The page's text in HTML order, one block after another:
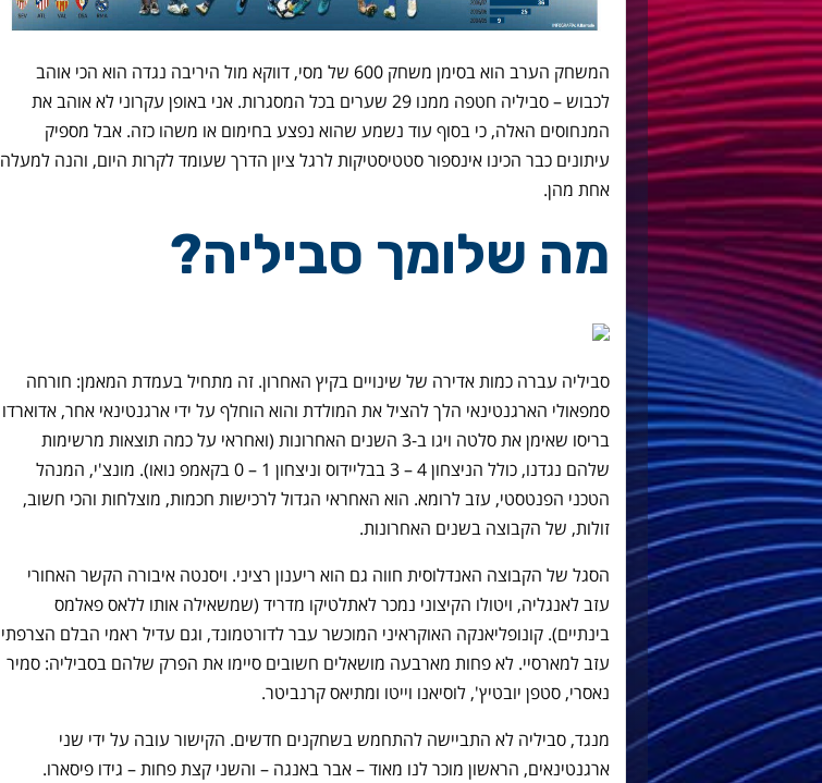
המשחק הערב הוא בסימן משחק 600 של מסי, דווקא מול היריבה נגדה הוא הכי אוהב
לכבוש – סביליה חטפה ממנו 29 שערים בכל המסגרות. אני באופן עקרוני לא אוהב את
המנחוסים האלה, כי בסוף עוד נשמע שהוא נפצע בחימום או משהו כזה. אבל מספיק
עיתונים כבר הכינו אינספור סטטיסטיקות לרגל ציון הדרך שעומד לקרות היום, והנה למעלה
אחת מהן.
מה שלומך סביליה?
סביליה עברה כמות אדירה של שינויים בקיץ האחרון. זה מתחיל בעמדת המאמן: חורחה
סמפאולי הארגנטינאי הלך להציל את המולדת והוא הוחלף על ידי ארגנטינאי אחר, אדוארדו
בריסו שאימן את סלטה ויגו ב-3 השנים האחרונות (ואחראי על כמה תוצאות מרשימות
שלהם נגדנו, כולל הניצחון 4 – 3 בבליידוס וניצחון 1 – 0 בקאמפ נואו). מונצ'י, המנהל
הטכני הפנטסטי, עזב לרומא. הוא האחראי הגדול לרכישות חכמות, מוצלחות והכי חשוב,
זולות, של הקבוצה בשנים האחרונות.
הסגל של הקבוצה האנדלוסית חווה גם הוא ריענון רציני. ויסנטה איבורה הקשר האחורי
עזב לאנגליה, ויטולו הקיצוני נמכר לאתלטיקו מדריד (שמשאילה אותו ללאס פאלמס
בינתיים). קונופליאנקה האוקראיני המוכשר עבר לדורטמונד, וגם עדיל ראמי הבלם הצרפתי
עזב למארסיי. לא פחות מארבעה מושאלים חשובים סיימו את הפרק שלהם בסביליה: סמיר
נאסרי, סטפן יובטיץ', לוסיאנו וייטו ומתיאס קרנביטר.
מנגד, סביליה לא התביישה להתחמש בשחקנים חדשים. הקישור עובה על ידי שני
ארגנטינאים, הראשון מוכר לנו מאוד – אבר באנגה – והשני קצת פחות – גידו פיסארו.